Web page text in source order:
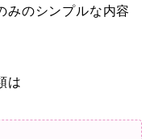
みのシンプルな内容
は